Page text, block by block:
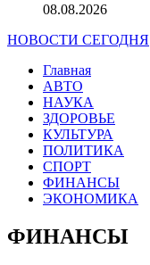
08.08.2026
НОВОСТИ СЕГОДНЯ
Главная
АВТО
НАУКА
ЗДОРОВЬЕ
КУЛЬТУРА
ПОЛИТИКА
СПОРТ
ФИНАНСЫ
ЭКОНОМИКА
ФИНАНСЫ